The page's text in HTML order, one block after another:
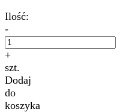
Ilość:
-
+
szt.
Dodaj
do
koszyka